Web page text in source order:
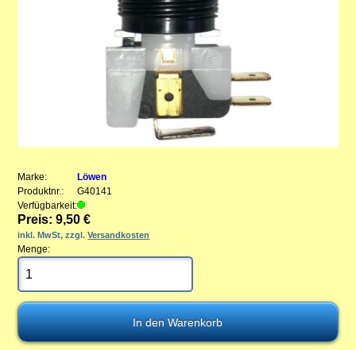
Marke:
Löwen
Produktnr.:
G40141
Verfügbarkeit:
Preis: 9,50 €
inkl. MwSt, zzgl.Versandkosten
Menge: